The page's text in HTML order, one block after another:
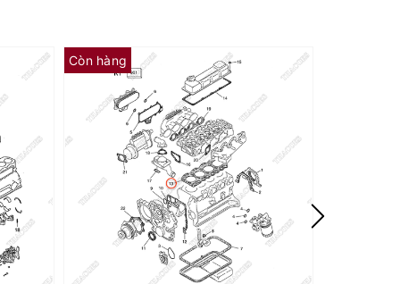
Bản
Còn hàng
Gioăng mặt máy A-11044-1W440 (Grade 1)
Thương hiệu: NISSAN
Xuất xứ: Nhật Bản
Quy cách: Mới 100%
Bảo hành: 12 tháng